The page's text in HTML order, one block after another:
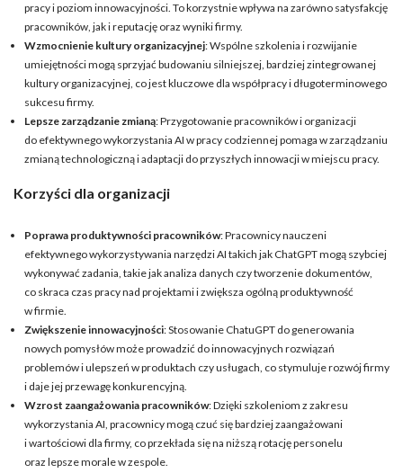
pracy i poziom innowacyjności. To korzystnie wpływa na zarówno satysfakcję
pracowników, jak i reputację oraz wyniki firmy.
Wzmocnienie kultury organizacyjnej: Wspólne szkolenia i rozwijanie
umiejętności mogą sprzyjać budowaniu silniejszej, bardziej zintegrowanej
kultury organizacyjnej, co jest kluczowe dla współpracy i długoterminowego
sukcesu firmy.
Lepsze zarządzanie zmianą: Przygotowanie pracowników i organizacji
do efektywnego wykorzystania AI w pracy codziennej pomaga w zarządzaniu
zmianą technologiczną i adaptacji do przyszłych innowacji w miejscu pracy.
Korzyści dla organizacji
Poprawa produktywności pracowników: Pracownicy nauczeni
efektywnego wykorzystywania narzędzi AI takich jak ChatGPT mogą szybciej
wykonywać zadania, takie jak analiza danych czy tworzenie dokumentów,
co skraca czas pracy nad projektami i zwiększa ogólną produktywność
w firmie.
Zwiększenie innowacyjności: Stosowanie ChatuGPT do generowania
nowych pomysłów może prowadzić do innowacyjnych rozwiązań
problemów i ulepszeń w produktach czy usługach, co stymuluje rozwój firmy
i daje jej przewagę konkurencyjną.
Wzrost zaangażowania pracowników: Dzięki szkoleniom z zakresu
wykorzystania AI, pracownicy mogą czuć się bardziej zaangażowani
i wartościowi dla firmy, co przekłada się na niższą rotację personelu
oraz lepsze morale w zespole.